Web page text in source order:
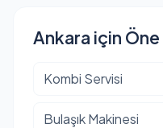
Ankara için Öne
Kombi Servisi
Bulaşık Makinesi